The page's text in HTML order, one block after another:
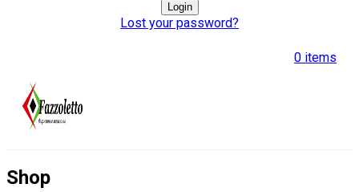
Login
Lost your password?
0 items
Shop